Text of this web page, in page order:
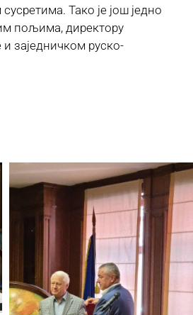
Тако је још једно
пољима, директору
заједничком руско-